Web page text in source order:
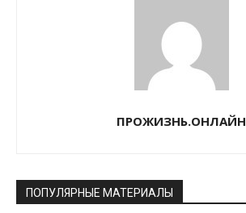
ПРОЖИЗНЬ.ОНЛАЙН
ПОПУЛЯРНЫЕ МАТЕРИАЛЫ